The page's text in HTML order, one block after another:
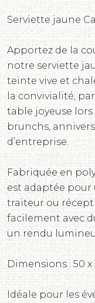
Serviette jaune
Apportez de la
notre serviette
teinte vive et
la convivialité,
table joyeuse
brunchs,
d’entreprise.
Fabriquée en
est adaptée pour
traiteur ou
facilement avec
un rendu
Dimensions : 50 x
Idéale pour les